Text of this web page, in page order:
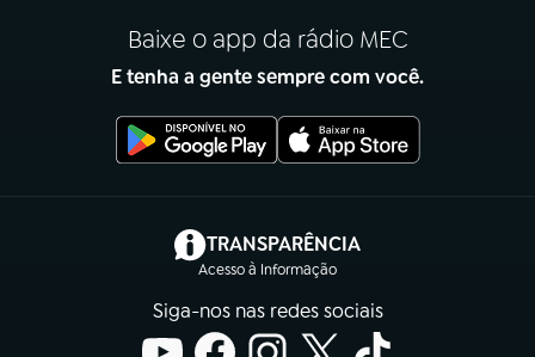
Baixe o app da rádio MEC
E tenha a gente sempre com você.
TRANSPARÊNCIA
Acesso à Informação
(abre em nova aba)
Siga-nos nas redes sociais